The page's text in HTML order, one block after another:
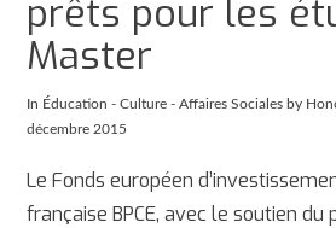
prêts pour les
Master
In Éducation - Culture - Affaires Sociales by
décembre 2015
Le Fonds européen
française BPCE, avec le soutien